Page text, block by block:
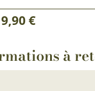
€Plage
39,90 €
à